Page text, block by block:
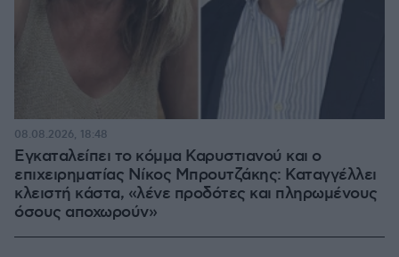
Εγκαταλείπει το κόμμα Καρυστιανού και ο
επιχειρηματίας Νίκος Μπρουτζάκης: Καταγγέλλει
κλειστή κάστα, «λένε προδότες και πληρωμένους
όσους αποχωρούν»
08.08.2026, 18:48